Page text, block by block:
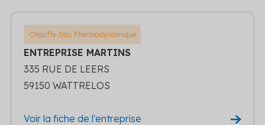
Chauffe-Eau Thermodynamique
ENTREPRISE MARTINS
335 RUE DE LEERS
59150 WATTRELOS
Voir la fiche de l'entreprise